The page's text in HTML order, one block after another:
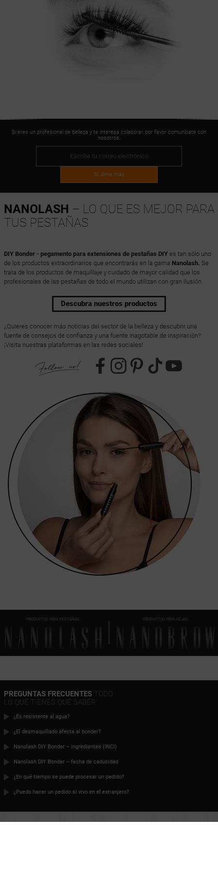
Si eres un profesional de belleza y te interesa colaborar, por favor comunícate con
nosotros.
Sí, dime más
NANOLASH – LO QUE ES MEJOR PARA
TUS PESTAÑAS
DIY Bonder - pegamento para extensiones de pestañas DIYes tan sólo uno
de los productos extraordinarios que encontrarás en la gama Nanolash. Se
trata de los productos de maquillaje y cuidado de mayor calidad que los
profesionales de las pestañas de todo el mundo utilizan con gran ilusión.
Descubra nuestros productos
¿Quieres conocer más noticias del sector de la belleza y descubrir una
fuente de consejos de confianza y una fuente inagotable de inspiración?
¡Visita nuestras plataformas en las redes sociales!
PRODUCTOS PARA PESTAÑAS PRODUCTOS PARA CEJAS
PREGUNTAS FRECUENTESTODO
LO QUE TIENES QUE SABER
¿Es resistente al agua?
¿El desmaquillado afecta al bonder?
Nanolash DIY Bonder – ingredientes (INCI)
Nanolash DIY Bonder – fecha de caducidad
¿En qué tiempo se puede procesar un pedido?
¿Puedo hacer un pedido si vivo en el extranjero?